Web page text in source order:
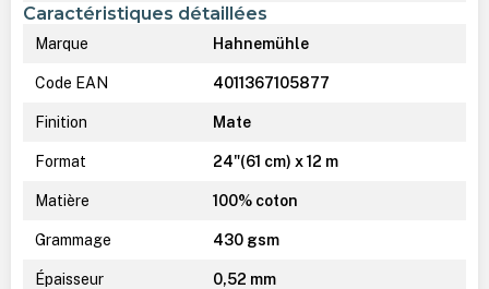
Caractéristiques détaillées
Marque Hahnemühle
Code EAN 4011367105877
Finition Mate
Format 24"(61 cm) x 12 m
Matière 100% coton
Grammage 430 gsm
Épaisseur 0,52 mm